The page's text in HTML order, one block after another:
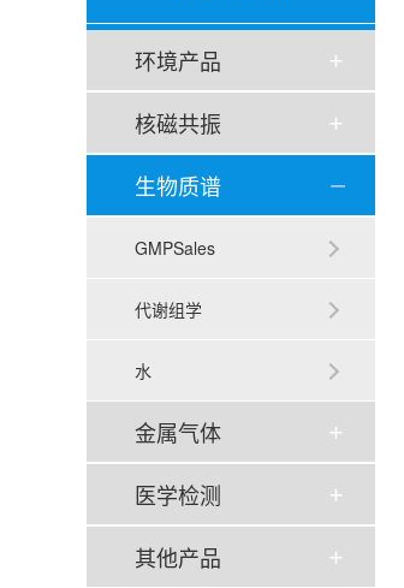
环境产品
核磁共振
生物质谱
GMPSales
代谢组学
水
金属气体
医学检测
其他产品